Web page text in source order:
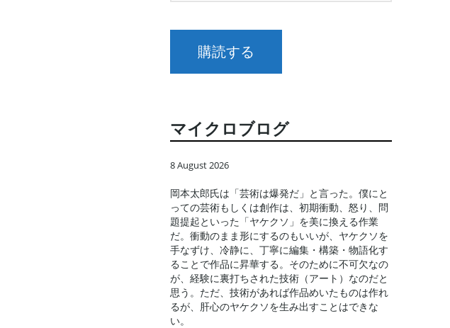
マイクロブログ
8 August 2026
岡本太郎氏は「芸術は爆発だ」と言った。僕にと
っての芸術もしくは創作は、初期衝動、怒り、問
題提起といった「ヤケクソ」を美に換える作業
だ。衝動のまま形にするのもいいが、ヤケクソを
手なずけ、冷静に、丁寧に編集・構築・物語化す
ることで作品に昇華する。そのために不可欠なの
が、経験に裏打ちされた技術（アート）なのだと
思う。ただ、技術があれば作品めいたものは作れ
るが、肝心のヤケクソを生み出すことはできな
い。